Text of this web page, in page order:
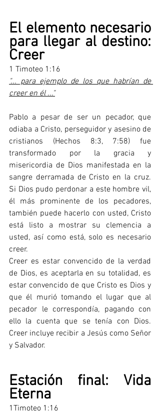
El elemento necesario
para llegar al destino:
Creer
1 Timoteo 1:16
"... para ejemplo de los que habrían de
creer en él ..."
Pablo a pesar de ser un pecador, que
odiaba a Cristo, perseguidor y asesino de
cristianos (Hechos 8:3, 7:58) fue
transformado por la gracia y
misericordia de Dios manifestada en la
sangre derramada de Cristo en la cruz.
Si Dios pudo perdonar a este hombre vil,
él más prominente de los pecadores,
también puede hacerlo con usted, Cristo
está listo a mostrar su clemencia a
usted, así como está, solo es necesario
creer.
Creer es estar convencido de la verdad
de Dios, es aceptarla en su totalidad, es
estar convencido de que Cristo es Dios y
que él murió tomando el lugar que al
pecador le correspondía, pagando con
ello la cuenta que se tenía con Dios.
Creer incluye recibir a Jesús como Señor
y Salvador.
Estación final: Vida
Eterna
1Timoteo 1:16